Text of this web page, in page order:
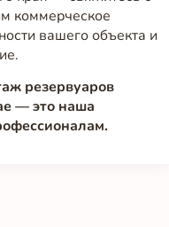
коммерческое
вашего объекта и
резервуаров
— это наша